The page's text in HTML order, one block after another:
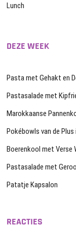
Lunch
DEZE WEEK
Pasta met Gehakt en
Pastasalade met
Marokkaanse
Pokébowls van de Plus
Boerenkool met Verse
Pastasalade met
Patatje Kapsalon
REACTIES